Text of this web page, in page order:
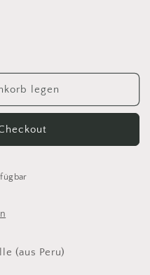
legen
(aus Peru)